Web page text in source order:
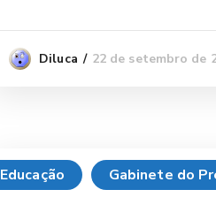
Diluca 22 de setembro de
Educação Gabinete do